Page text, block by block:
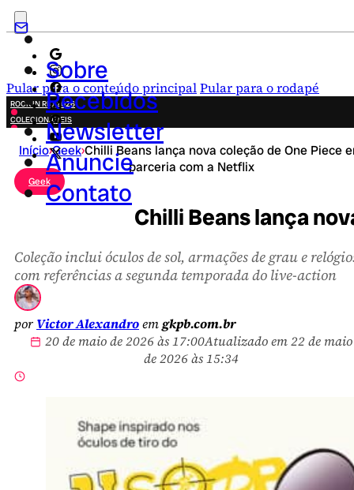
Pular para o conteúdo principalPular para o rodapé
Sobre
Recebidos
Newsletter
Anuncie
Contato
ROCK IN RIO 2026
COLECIONÁVEIS
FESTA JUNINA
NOVIDADES
CAMPANHAS CRIATIVAS
Início›Geek›Chilli Beans lança nova coleção de One Piece
parceria com a Netflix
Geek
Chilli Beans lança
Coleção inclui óculos de sol, armações de grau e
com referências a segunda temporada do live-action
por Victor Alexandroemgkpb.com.br
20 de maio de 2026 às 17:00Atualizado em 22 de maio
de 2026 às 15:34